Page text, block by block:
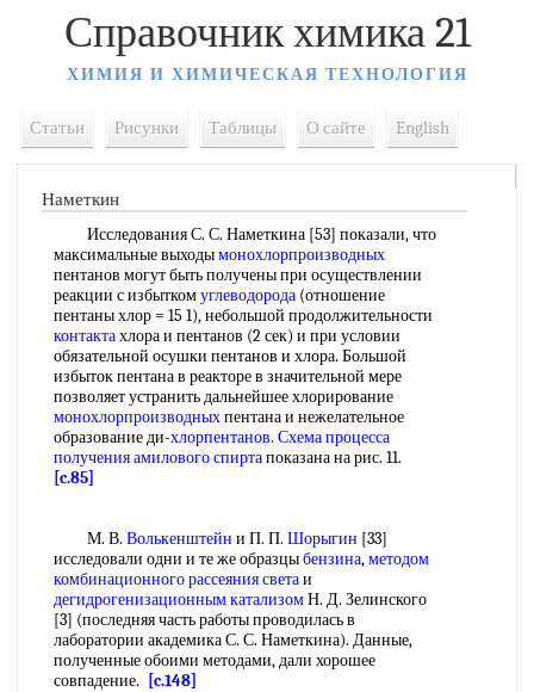
Справочник химика 21
ХИМИЯ И ХИМИЧЕСКАЯ ТЕХНОЛОГИЯ
Статьи Рисунки Таблицы О сайте English
Наметкин
Исследования С. С. Наметкина [53] показали, что
максимальные выходымонохлорпроизводных
пентанов могут быть получены при осуществлении
реакции с избыткомуглеводорода (отношение
пентаны хлор = 15 1), небольшой продолжительности
контактахлора и пентанов (2 сек) и при условии
обязательной осушки пентанов и хлора. Большой
избыток пентана в реакторе в значительной мере
позволяет устранить дальнейшее хлорирование
монохлорпроизводныхпентана и нежелательное
образование ди-хлорпентанов. Схема процесса
получения амилового спиртапоказана на рис. 11.
[c.85]
М. В. Волькенштейн и П. П. Шорыгин [33]
исследовали одни и те же образцыбензина,методом
комбинационного рассеяния светаи
дегидрогенизационным катализомН. Д. Зелинского
[3] (последняя часть работы проводилась в
лаборатории академика С. С. Наметкина). Данные,
полученные обоими методами, дали хорошее
совпадение.
[c.148]